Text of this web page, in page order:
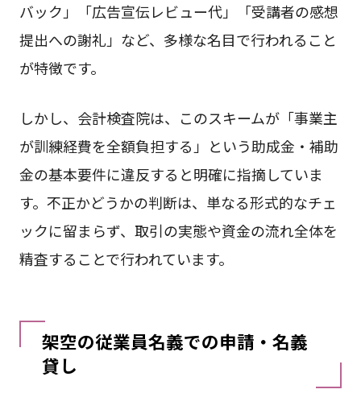
バック」「広告宣伝レビュー代」「受講者の感想
提出への謝礼」など、多様な名目で行われること
が特徴です。
しかし、会計検査院は、このスキームが「事業主
が訓練経費を全額負担する」という助成金・補助
金の基本要件に違反すると明確に指摘していま
す。不正かどうかの判断は、単なる形式的なチェ
ックに留まらず、取引の実態や資金の流れ全体を
精査することで行われています。
架空の従業員名義での申請・名義
貸し